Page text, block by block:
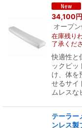
34,100円
オープ
在庫残り
了承くだ
快適性と
ックピッ
け、体を
せるサイ
ムレス
テーラ
ンレス